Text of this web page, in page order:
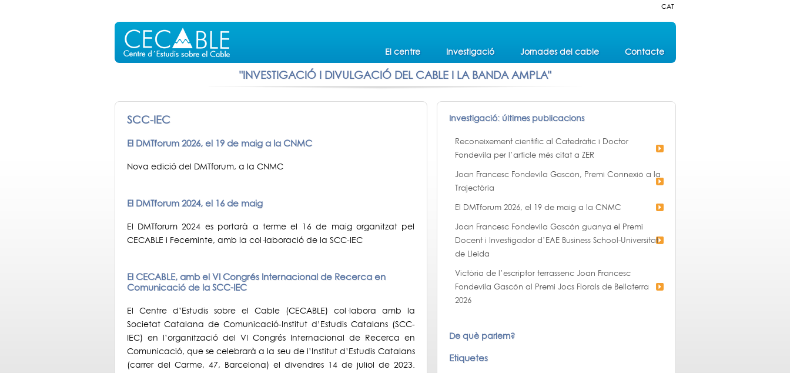
CAT
El centre Investigació Jornades del cable Contacte
"INVESTIGACIÓ I DIVULGACIÓ DEL CABLE I LA BANDA AMPLA"
SCC-IEC
El DMTforum 2026, el 19 de maig a la CNMC
Nova edició del DMTforum, a la CNMC
El DMTforum 2024, el 16 de maig
El DMTforum 2024 es portarà a terme el 16 de maig organitzat pel
CECABLE i Feceminte, amb la col·laboració de la SCC-IEC
El CECABLE, amb el VI Congrés Internacional de Recerca en
Comunicació de la SCC-IEC
El Centre d’Estudis sobre el Cable (CECABLE) col·labora amb la
Societat Catalana de Comunicació-Institut d’Estudis Catalans (SCC-
IEC) en l’organització del VI Congrés Internacional de Recerca en
Comunicació, que se celebrarà a la seu de l’Institut d’Estudis Catalans
(carrer del Carme, 47, Barcelona) el divendres 14 de juliol de 2023.
Investigació: últimes publicacions
Reconeixement científic al Catedràtic i Doctor
Fondevila per l’article més citat a ZER
Joan Francesc Fondevila Gascón, Premi Connexió a la
Trajectòria
El DMTforum 2026, el 19 de maig a la CNMC
Joan Francesc Fondevila Gascón guanya el Premi
Docent i Investigador d’EAE Business School-Universitat
de Lleida
Victòria de l’escriptor terrassenc Joan Francesc
Fondevila Gascón al Premi Jocs Florals de Bellaterra
2026
De què parlem?
Etiquetes